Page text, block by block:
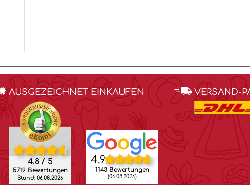
AUSGEZEICHNET EINKAUFEN
4.8 / 5
5719 Bewertungen
Stand: 06.08.2026
4.9
1143 Bewertungen
(06.08.2026)
VERSAND-